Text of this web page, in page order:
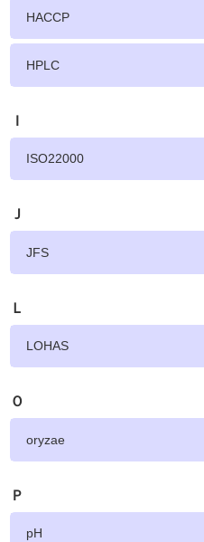
HACCP
HPLC
Ｉ
ISO22000
Ｊ
JFS
Ｌ
LOHAS
Ｏ
oryzae
Ｐ
pH